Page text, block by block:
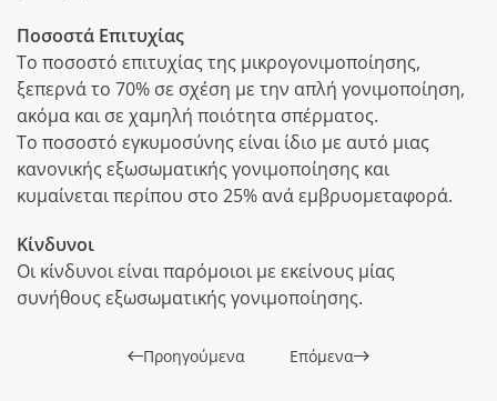
Ποσοστά Επιτυχίας
Το ποσοστό επιτυχίας της μικρογονιμοποίησης,
ξεπερνά το 70% σε σχέση με την απλή γονιμοποίηση,
ακόμα και σε χαμηλή ποιότητα σπέρματος.
Το ποσοστό εγκυμοσύνης είναι ίδιο με αυτό μιας
κανονικής εξωσωματικής γονιμοποίησης και
κυμαίνεται περίπου στο 25% ανά εμβρυομεταφορά.
Κίνδυνοι
Οι κίνδυνοι είναι παρόμοιοι με εκείνους μίας
συνήθους εξωσωματικής γονιμοποίησης.
Προηγούμενα Επόμενα